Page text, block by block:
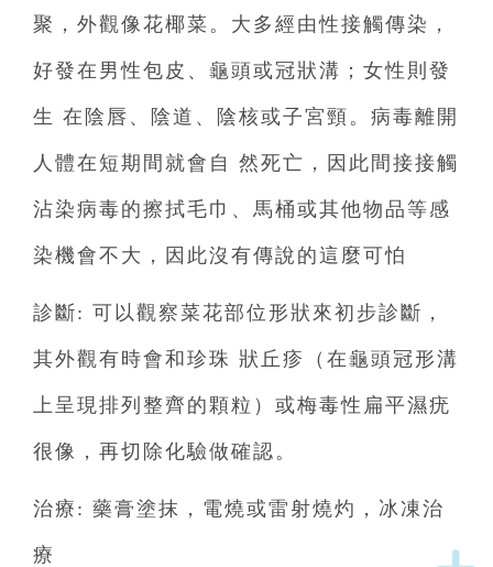
聚，外觀像花椰菜。大多經由性接觸傳染，
好發在男性包皮、龜頭或冠狀溝；女性則發
生 在陰唇、陰道、陰核或子宮頸。病毒離開
人體在短期間就會自 然死亡，因此間接接觸
沾染病毒的擦拭毛巾、馬桶或其他物品等感
染機會不大，因此沒有傳說的這麼可怕
診斷: 可以觀察菜花部位形狀來初步診斷，
其外觀有時會和珍珠 狀丘疹（在龜頭冠形溝
上呈現排列整齊的顆粒）或梅毒性扁平濕疣
很像，再切除化驗做確認。
治療: 藥膏塗抹，電燒或雷射燒灼，冰凍治
療